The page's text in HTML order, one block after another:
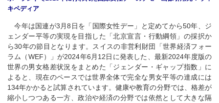
キペディア
今年は国連が3月8日を「国際女性デー」と定めてから50年、ジ
ェンダー平等の実現を目指した「北京宣言・行動綱領」の採択か
ら30年の節目となります。スイスの非営利財団「世界経済フォー
ラム（WEF）」が2024年6月12日に発表した、最新2024年度版の
世界の男女格差状況をまとめた「ジェンダー・ギャップ指数」に
よると、現在のペースでは世界全体で完全な男女平等の達成には
134年かかると試算されています。健康や教育の分野では、格差が
縮小しつつある一方、政治や経済の分野では依然として大きな隔